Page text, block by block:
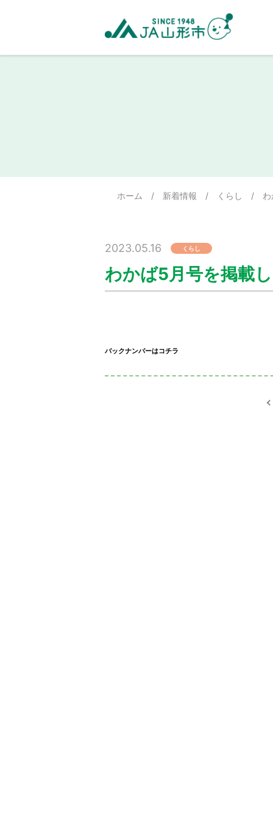
ホーム / 新着情報 / くらし /
2023.05.16 くらし
わかば5月号を掲載
バックナンバーはコチラ